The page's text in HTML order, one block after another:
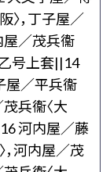
〉，丁子屋／
屋／茂兵衞
乙号上套||14
屋／平兵衞
兵衞〈大
河内屋／藤
，河内屋／茂